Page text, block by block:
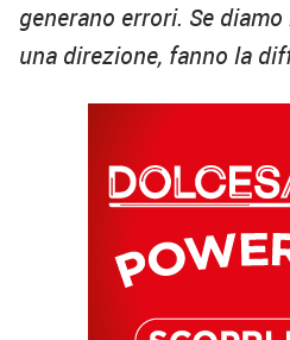
generano errori. Se
una direzione, fanno la